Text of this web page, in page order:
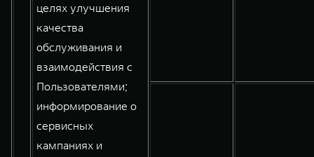
целях улучшения
качества
обслуживания и
взаимодействия с
Пользователями;
информирование о
сервисных
кампаниях и